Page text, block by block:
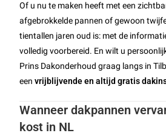
Of u nu te maken heeft met een
afgebrokkelde pannen of gewoon
tientallen jaren oud is: met de
volledig voorbereid. En wilt u
Prins Dakonderhoud graag langs in
eenvrijblijvende en altijd gratis
Wanneer dakpannen
kost in NL